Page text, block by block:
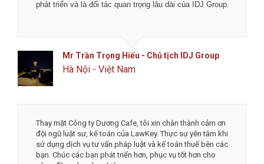
Anh Toản - CTO Công ty CP công nghệ phân
phối Flanet
Mình thật sự cảm ơn đội ngũ công ty luật và dịch vụ kế
toán LawKey về độ nhiệt tình và tốc độ làm việc. Tôi rất
an tâm và tin tưởng khi làm việc với LawKey, đặc biệt là
được chủ tịch Hà trực tiếp tư vấn. Chúc các bạn phát